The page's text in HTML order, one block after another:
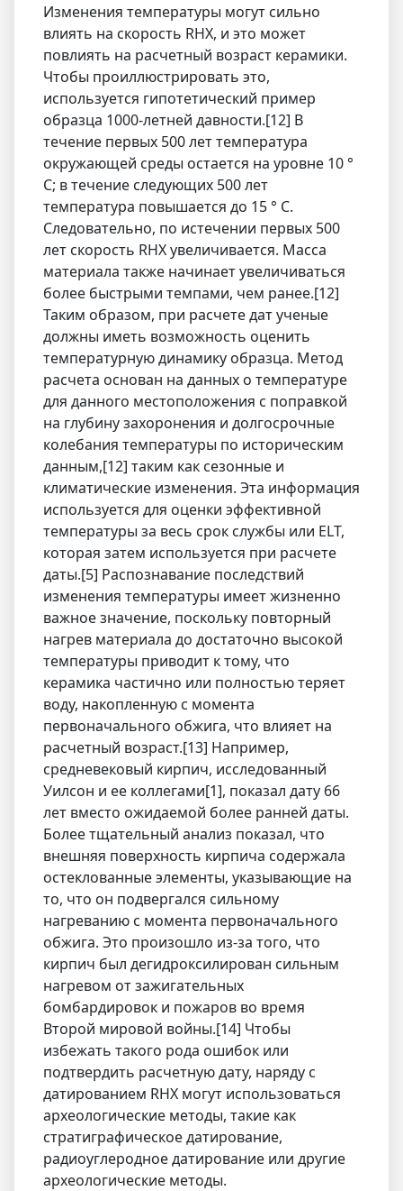
Изменения температуры могут сильно
влиять на скорость RHX, и это может
повлиять на расчетный возраст керамики.
Чтобы проиллюстрировать это,
используется гипотетический пример
образца 1000-летней давности.[12] В
течение первых 500 лет температура
окружающей среды остается на уровне 10 °
C; в течение следующих 500 лет
температура повышается до 15 ° C.
Следовательно, по истечении первых 500
лет скорость RHX увеличивается. Масса
материала также начинает увеличиваться
более быстрыми темпами, чем ранее.[12]
Таким образом, при расчете дат ученые
должны иметь возможность оценить
температурную динамику образца. Метод
расчета основан на данных о температуре
для данного местоположения с поправкой
на глубину захоронения и долгосрочные
колебания температуры по историческим
данным,[12] таким как сезонные и
климатические изменения. Эта информация
используется для оценки эффективной
температуры за весь срок службы или ELT,
которая затем используется при расчете
даты.[5] Распознавание последствий
изменения температуры имеет жизненно
важное значение, поскольку повторный
нагрев материала до достаточно высокой
температуры приводит к тому, что
керамика частично или полностью теряет
воду, накопленную с момента
первоначального обжига, что влияет на
расчетный возраст.[13] Например,
средневековый кирпич, исследованный
Уилсон и ее коллегами[1], показал дату 66
лет вместо ожидаемой более ранней даты.
Более тщательный анализ показал, что
внешняя поверхность кирпича содержала
остеклованные элементы, указывающие на
то, что он подвергался сильному
нагреванию с момента первоначального
обжига. Это произошло из-за того, что
кирпич был дегидроксилирован сильным
нагревом от зажигательных
бомбардировок и пожаров во время
Второй мировой войны.[14] Чтобы
избежать такого рода ошибок или
подтвердить расчетную дату, наряду с
датированием RHX могут использоваться
археологические методы, такие как
стратиграфическое датирование,
радиоуглеродное датирование или другие
археологические методы.